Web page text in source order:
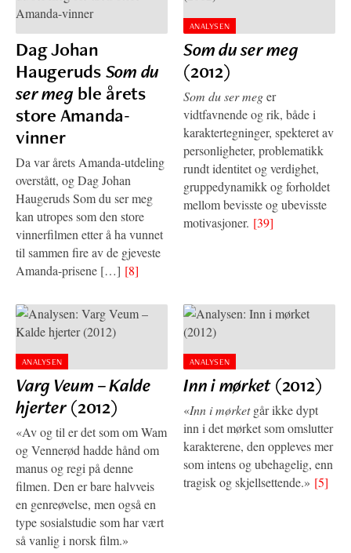
Dag Johan
HaugerudsSom du
ser meg ble årets
store Amanda-
vinner
Da var årets Amanda-utdeling
overstått, og Dag Johan
Haugeruds Som du ser meg
kan utropes som den store
vinnerfilmen etter å ha vunnet
til sammen fire av de gjeveste
Amanda-prisene […] [8]
ANALYSEN
Som du ser meg
(2012)
Som du ser meger
vidtfavnende og rik, både i
karaktertegninger, spekteret av
personligheter, problematikk
rundt identitet og verdighet,
gruppedynamikk og forholdet
mellom bevisste og ubevisste
motivasjoner. [39]
ANALYSEN
Varg Veum – Kalde
hjerter(2012)
«Av og til er det som om Wam
og Vennerød hadde hånd om
manus og regi på denne
filmen. Den er bare halvveis
en genreøvelse, men også en
type sosialstudie som har vært
så vanlig i norsk film.»
ANALYSEN
Inn i mørket(2012)
«Inn i mørketgår ikke dypt
inn i det mørket som omslutter
karakterene, den oppleves mer
som intens og ubehagelig, enn
tragisk og skjellsettende.» [5]